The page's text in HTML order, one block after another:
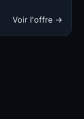
Voir l'offre →